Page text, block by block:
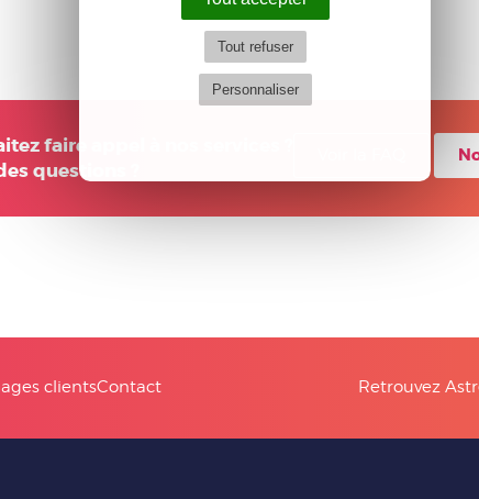
Tout refuser
Personnaliser
faire appel à nos services ?
questions ?
clientsContact Retrouvez